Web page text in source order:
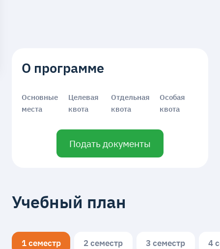
О программе
Основные
места
Целевая
квота
Отдельная
квота
Особая
квота
Подать документы
Учебный план
1 семестр 2 семестр 3 семестр 4